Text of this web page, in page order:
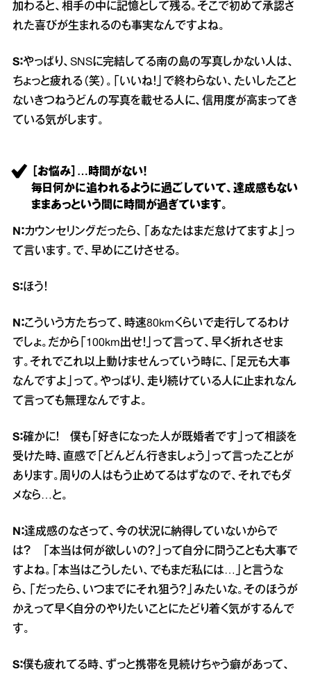
加わると、相手の中に記憶として残る。そこで初めて承認さ
れた喜びが生まれるのも事実なんですよね。
S：やっぱり、SNSに完結してる南の島の写真しかない人は、
ちょっと疲れる（笑）。「いいね！」で終わらない、たいしたこと
ないきつねうどんの写真を載せる人に、信用度が高まってき
ている気がします。
［お悩み］…時間がない！
毎日何かに追われるように過ごしていて、達成感もない
ままあっという間に時間が過ぎています。
N：カウンセリングだったら、「あなたはまだ怠けてますよ」っ
て言います。で、早めにこけさせる。
S：ほう！
N：こういう方たちって、時速80kmくらいで走行してるわけ
でしょ。だから「100km出せ！」って言って、早く折れさせま
す。それでこれ以上動けませんっていう時に、「足元も大事
なんですよ」って。やっぱり、走り続けている人に止まれなん
て言っても無理なんですよ。
S：確かに！ 僕も「好きになった人が既婚者です」って相談を
受けた時、直感で「どんどん行きましょう」って言ったことが
あります。周りの人はもう止めてるはずなので、それでもダ
メなら…と。
N：達成感のなさって、今の状況に納得していないからで
は？ 「本当は何が欲しいの？」って自分に問うことも大事で
すよね。「本当はこうしたい、でもまだ私には…」と言うな
ら、「だったら、いつまでにそれ狙う？」みたいな。そのほうが
かえって早く自分のやりたいことにたどり着く気がするんで
す。
S：僕も疲れてる時、ずっと携帯を見続けちゃう癖があって、